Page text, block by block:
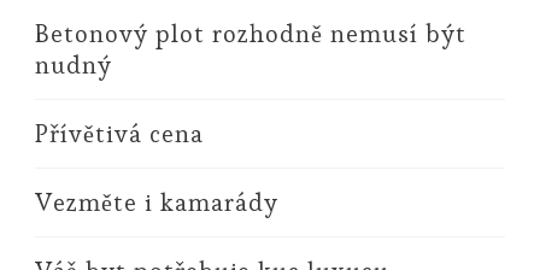
Betonový plot rozhodně nemusí být
nudný
Přívětivá cena
Vezměte i kamarády